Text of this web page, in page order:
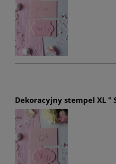
Dekoracyjny stempel XL "